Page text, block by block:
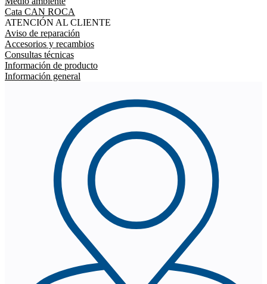
Cata CAN ROCA
ATENCIÓN AL CLIENTE
Aviso de reparación
Accesorios y recambios
Consultas técnicas
Información de producto
Información general